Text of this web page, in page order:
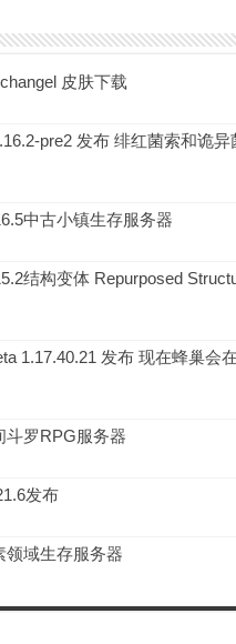
皮肤下载
pre2 发布 绯红菌索和诡
中古小镇生存服务器
结构变体 Repurposed
1.17.40.21 发布 现在蜂巢会
斗罗RPG服务器
发布
领域生存服务器